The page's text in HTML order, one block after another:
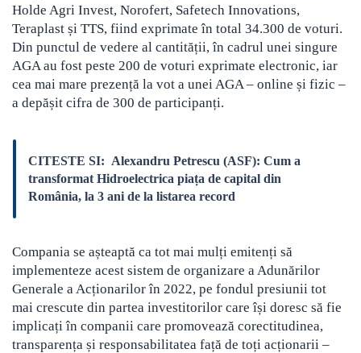
Holde Agri Invest, Norofert, Safetech Innovations,
Teraplast și TTS, fiind exprimate în total 34.300 de voturi.
Din punctul de vedere al cantității, în cadrul unei singure
AGA au fost peste 200 de voturi exprimate electronic, iar
cea mai mare prezență la vot a unei AGA – online și fizic –
a depășit cifra de 300 de participanți.
CITESTE SI: Alexandru Petrescu (ASF): Cum a
transformat Hidroelectrica piața de capital din
România, la 3 ani de la listarea record
Compania se așteaptă ca tot mai mulți emitenți să
implementeze acest sistem de organizare a Adunărilor
Generale a Acționarilor în 2022, pe fondul presiunii tot
mai crescute din partea investitorilor care își doresc să fie
implicați în companii care promovează corectitudinea,
transparența și responsabilitatea față de toți acționarii –